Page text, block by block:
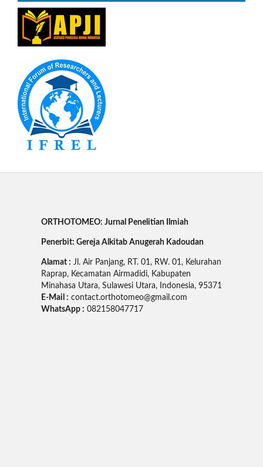
ORTHOTOMEO: Jurnal Penelitian Ilmiah
Penerbit: Gereja Alkitab Anugerah Kadoudan
Alamat : Jl. Air Panjang, RT. 01, RW. 01, Kelurahan
Raprap, Kecamatan Airmadidi, Kabupaten
Minahasa Utara, Sulawesi Utara, Indonesia, 95371
E-Mail : contact.orthotomeo@gmail.com
WhatsApp : 082158047717